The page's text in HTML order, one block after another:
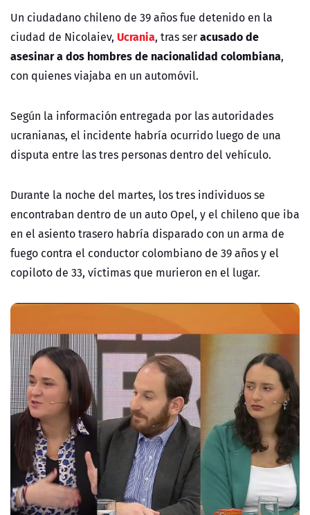
Un ciudadano chileno de 39 años fue detenido en la
ciudad de Nicolaiev, Ucrania, tras seracusado de
asesinar a dos hombres de nacionalidad colombiana,
con quienes viajaba en un automóvil.
Según la información entregada por las autoridades
ucranianas, el incidente habría ocurrido luego de una
disputa entre las tres personas dentro del vehículo.
Durante la noche del martes, los tres individuos se
encontraban dentro de un auto Opel, y el chileno que iba
en el asiento trasero habría disparado con un arma de
fuego contra el conductor colombiano de 39 años y el
copiloto de 33, víctimas que murieron en el lugar.